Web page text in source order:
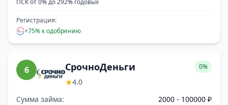
ПСК от 0% до 292% годовых
Регистрация:
+75% к одобрению
6 СрочноДеньги
★4.0
0%
Сумма займа:
2000 - 100000 ₽